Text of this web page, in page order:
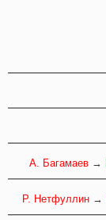
А. Багамаев →
Р. Нетфуллин →